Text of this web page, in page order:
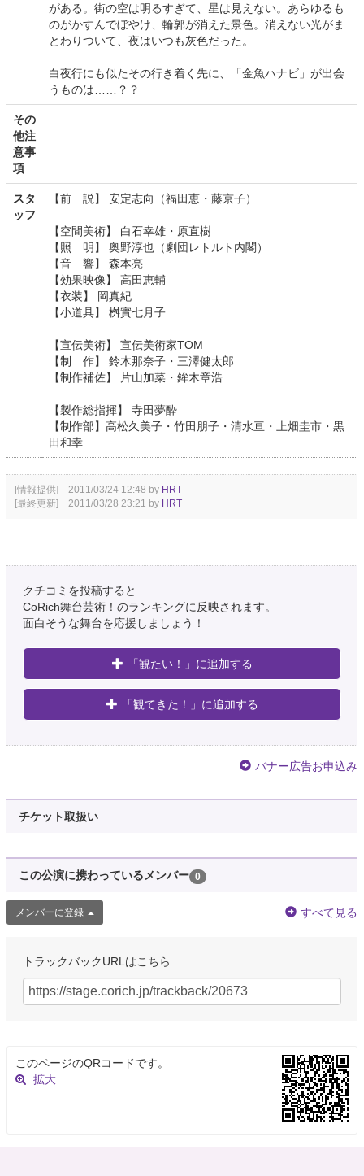
がある。街の空は明るすぎて、星は見えない。あらゆるも
のがかすんでぼやけ、輪郭が消えた景色。消えない光がま
とわりついて、夜はいつも灰色だった。
白夜行にも似たその行き着く先に、「金魚ハナビ」が出会
うものは……？？
その
他注
意事
項
スタ
ッフ
【前 説】 安定志向（福田恵・藤京子）
【空間美術】 白石幸雄・原直樹
【照 明】 奥野淳也（劇団レトルト内閣）
【音 響】 森本亮
【効果映像】 高田恵輔
【衣装】 岡真紀
【小道具】 桝實七月子
【宣伝美術】 宣伝美術家TOM
【制 作】 鈴木那奈子・三澤健太郎
【制作補佐】 片山加菜・鉾木章浩
【製作総指揮】 寺田夢酔
【制作部】高松久美子・竹田朋子・清水亘・上畑圭市・黒
田和幸
[情報提供] 2011/03/24 12:48 by HRT
[最終更新] 2011/03/28 23:21 by HRT
クチコミを投稿すると
CoRich舞台芸術！のランキングに反映されます。
面白そうな舞台を応援しましょう！
「観たい！」に追加する
「観てきた！」に追加する
バナー広告お申込み
チケット取扱い
この公演に携わっているメンバー 0
メンバーに登録 すべて見る
トラックバックURLはこちら
このページのQRコードです。
拡大